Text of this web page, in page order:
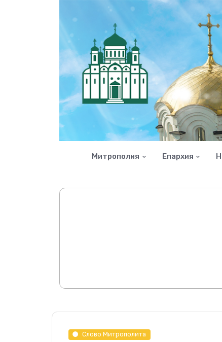
Митрополия Епархия
Слово Митрополита